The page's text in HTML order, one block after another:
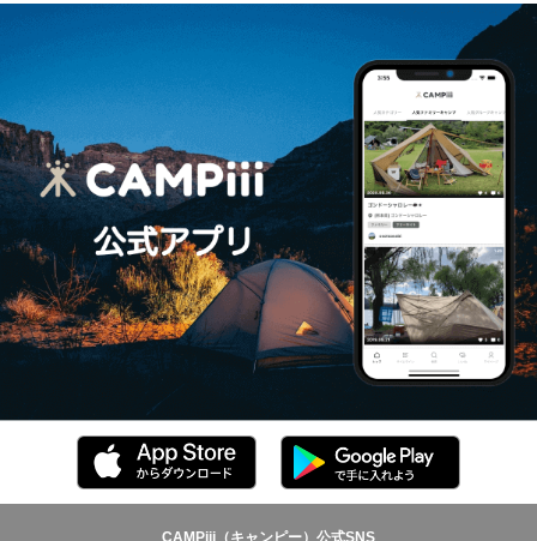
CAMPiii（キャンピー）公式SNS